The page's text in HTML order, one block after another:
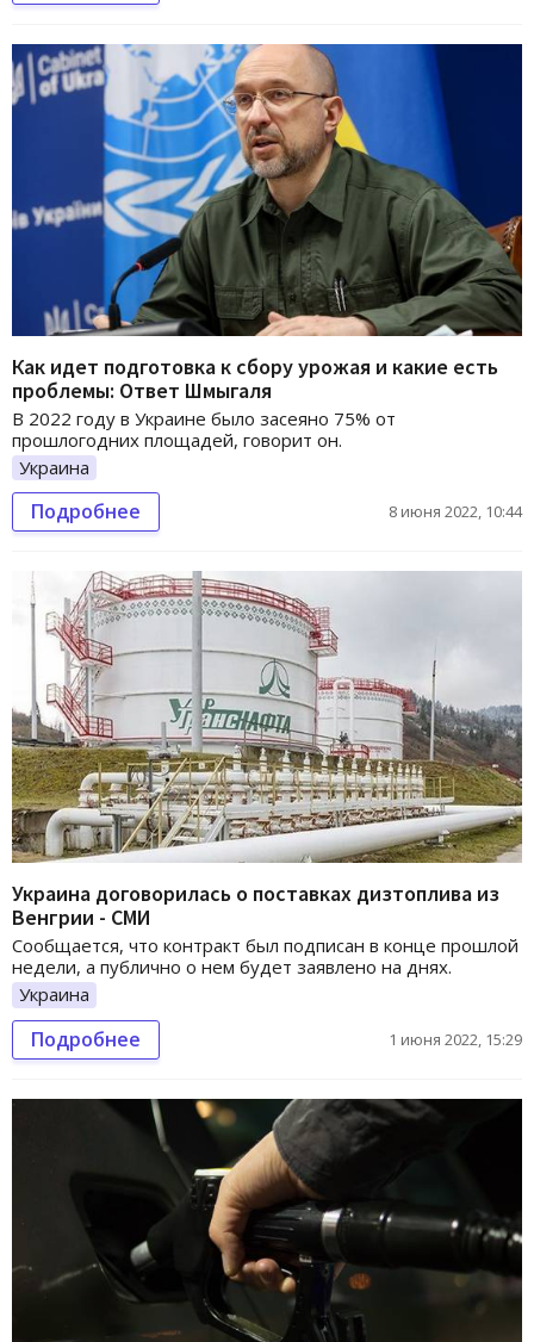
Как идет подготовка к сбору урожая и какие есть
проблемы: Ответ Шмыгаля
В 2022 году в Украине было засеяно 75% от
прошлогодних площадей, говорит он.
Украина
Подробнее 8 июня 2022, 10:44
Украина договорилась о поставках дизтоплива из
Венгрии - СМИ
Сообщается, что контракт был подписан в конце прошлой
недели, а публично о нем будет заявлено на днях.
Украина
Подробнее 1 июня 2022, 15:29